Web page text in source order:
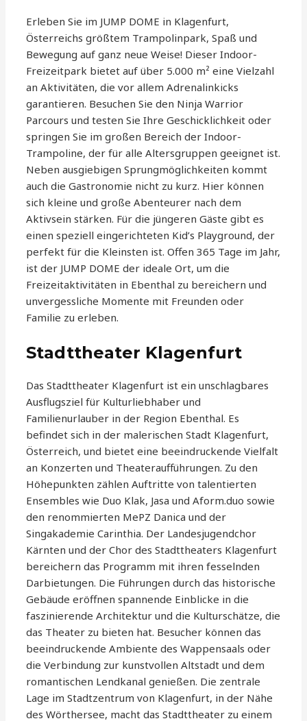
Erleben Sie im JUMP DOME in Klagenfurt,
Österreichs größtem Trampolinpark, Spaß und
Bewegung auf ganz neue Weise! Dieser Indoor-
Freizeitpark bietet auf über 5.000 m² eine Vielzahl
an Aktivitäten, die vor allem Adrenalinkicks
garantieren. Besuchen Sie den Ninja Warrior
Parcours und testen Sie Ihre Geschicklichkeit oder
springen Sie im großen Bereich der Indoor-
Trampoline, der für alle Altersgruppen geeignet ist.
Neben ausgiebigen Sprungmöglichkeiten kommt
auch die Gastronomie nicht zu kurz. Hier können
sich kleine und große Abenteurer nach dem
Aktivsein stärken. Für die jüngeren Gäste gibt es
einen speziell eingerichteten Kid’s Playground, der
perfekt für die Kleinsten ist. Offen 365 Tage im Jahr,
ist der JUMP DOME der ideale Ort, um die
Freizeitaktivitäten in Ebenthal zu bereichern und
unvergessliche Momente mit Freunden oder
Familie zu erleben.
Stadttheater Klagenfurt
Das Stadttheater Klagenfurt ist ein unschlagbares
Ausflugsziel für Kulturliebhaber und
Familienurlauber in der Region Ebenthal. Es
befindet sich in der malerischen Stadt Klagenfurt,
Österreich, und bietet eine beeindruckende Vielfalt
an Konzerten und Theateraufführungen. Zu den
Höhepunkten zählen Auftritte von talentierten
Ensembles wie Duo Klak, Jasa und Aform.duo sowie
den renommierten MePZ Danica und der
Singakademie Carinthia. Der Landesjugendchor
Kärnten und der Chor des Stadttheaters Klagenfurt
bereichern das Programm mit ihren fesselnden
Darbietungen. Die Führungen durch das historische
Gebäude eröffnen spannende Einblicke in die
faszinierende Architektur und die Kulturschätze, die
das Theater zu bieten hat. Besucher können das
beeindruckende Ambiente des Wappensaals oder
die Verbindung zur kunstvollen Altstadt und dem
romantischen Lendkanal genießen. Die zentrale
Lage im Stadtzentrum von Klagenfurt, in der Nähe
des Wörthersee, macht das Stadttheater zu einem